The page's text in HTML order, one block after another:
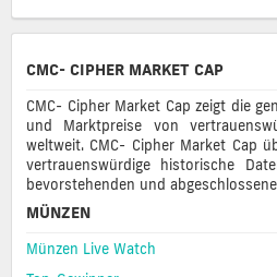
CMC- CIPHER MARKET CAP
CMC- Cipher Market Cap zeigt die
und Marktpreise von
weltweit. CMC- Cipher Market Cap
vertrauenswürdige historische
bevorstehenden und
MÜNZEN
Münzen Live Watch